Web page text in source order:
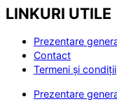
LINKURI UTILE
Prezentare
Contact
Termeni și condiții
Prezentare